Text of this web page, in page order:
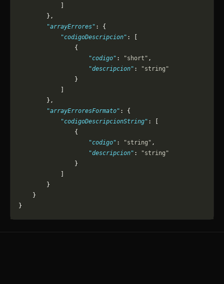
        },
        "arrayErrores"
: {
            "codigoDescripcion"
: [
                {
                    "codigo"
: "short" ,
                    "descripcion"
:
"string"
                }
        },
        "arrayErroresFormato"
: {
            "codigoDescripcionString"
: [
                {
                    "codigo"
: "string" ,
                    "descripcion"
:
"string"
                }
        }
    }
}